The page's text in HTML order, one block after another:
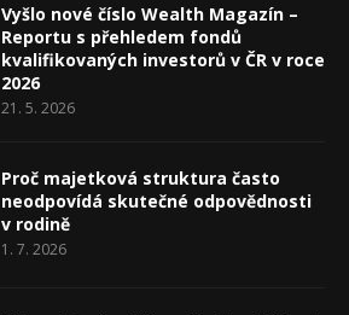
Vyšlo nové číslo Wealth Magazín –
Reportu s přehledem fondů
kvalifikovaných investorů v ČR v roce
2026
21. 5. 2026
Proč majetková struktura často
neodpovídá skutečné odpovědnosti
v rodině
1. 7. 2026